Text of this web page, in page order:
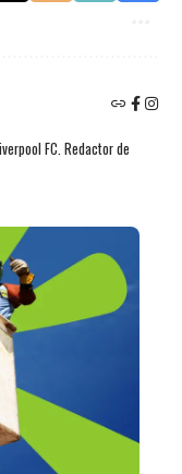
FC. Redactor de